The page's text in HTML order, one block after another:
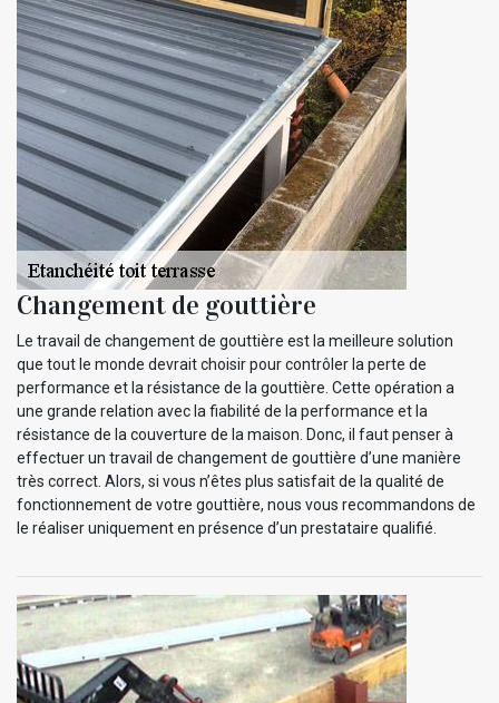
Changement de gouttière
Le travail de changement de gouttière est la meilleure solution
que tout le monde devrait choisir pour contrôler la perte de
performance et la résistance de la gouttière. Cette opération a
une grande relation avec la fiabilité de la performance et la
résistance de la couverture de la maison. Donc, il faut penser à
effectuer un travail de changement de gouttière d’une manière
très correct. Alors, si vous n’êtes plus satisfait de la qualité de
fonctionnement de votre gouttière, nous vous recommandons de
le réaliser uniquement en présence d’un prestataire qualifié.